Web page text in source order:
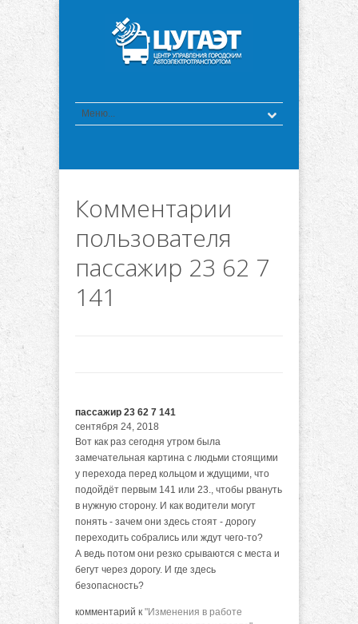
Комментарии
пользователя
пассажир 23 62 7
141
пассажир 23 62 7 141
сентября 24, 2018
Вот как раз сегодня утром была
замечательная картина с людьми стоящими
у перехода перед кольцом и ждущими, что
подойдёт первым 141 или 23., чтобы рвануть
в нужную сторону. И как водители могут
понять - зачем они здесь стоят - дорогу
переходить собрались или ждут чего-то?
А ведь потом они резко срываются с места и
бегут через дорогу. И где здесь
безопасность?
комментарий к "Изменения в работе